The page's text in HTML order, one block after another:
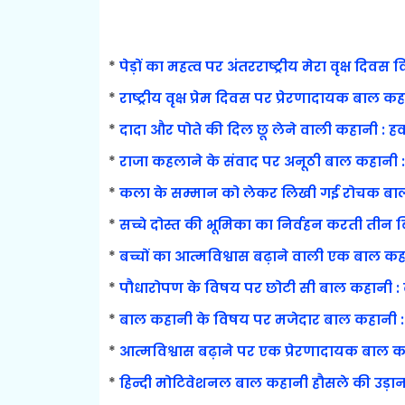
* पेड़ों का महत्व पर अंतरराष्ट्रीय मेरा वृक्ष
* राष्ट्रीय वृक्ष प्रेम दिवस पर प्रेरणादायक बाल
* दादा और पोते की दिल छू लेने वाली कहानी :
* राजा कहलाने के संवाद पर अनूठी बाल
* कला के सम्मान को लेकर लिखी गई रोचक
* सच्चे दोस्त की भूमिका का निर्वहन करती तीन
* बच्चों का आत्मविश्वास बढ़ाने वाली एक बाल
* पौधारोपण के विषय पर छोटी सी बाल
* बाल कहानी के विषय पर मजेदार बाल कहानी
* आत्मविश्वास बढ़ाने पर एक प्रेरणादायक बाल
* हिन्दी मोटिवेशनल बाल कहानी हौसले की